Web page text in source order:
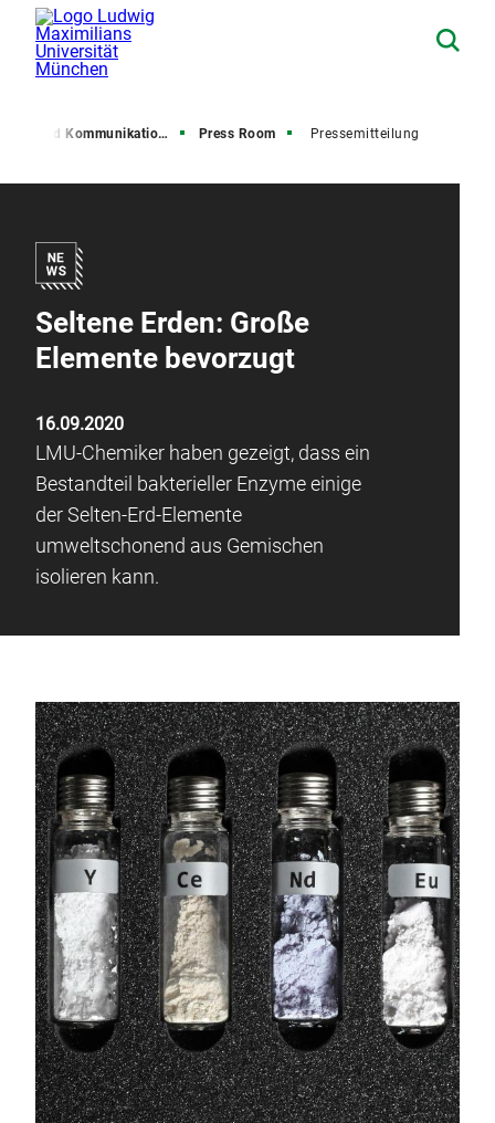
und Kommunikation (PuK) Press Room Pressemitteilung
Seltene Erden: Große
Elemente bevorzugt
16.09.2020
LMU-Chemiker haben gezeigt, dass ein
Bestandteil bakterieller Enzyme einige
der Selten-Erd-Elemente
umweltschonend aus Gemischen
isolieren kann.